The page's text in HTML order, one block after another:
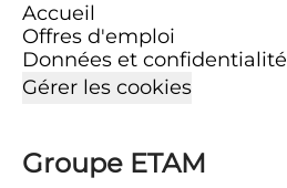
Accueil
Offres d'emploi
Données et confidentialité
Gérer les cookies
Groupe ETAM